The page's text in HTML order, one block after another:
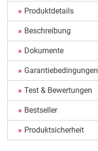
Produktdetails
Beschreibung
Dokumente
Garantiebedingungen
Test & Bewertungen
Bestseller
Produktsicherheit